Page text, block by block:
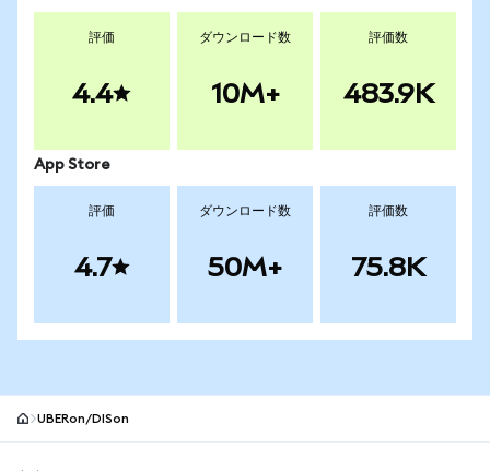
評価
4.4
ダウンロード数
10M+
評価数
483.9K
App Store
評価
4.7
ダウンロード数
50M+
評価数
75.8K
UBERon/DISon